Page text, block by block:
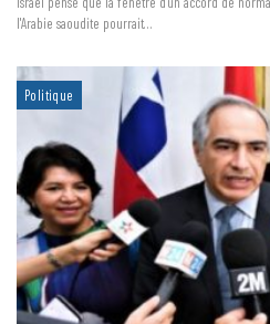
l'Arabie saoudite pourrait…
Politique